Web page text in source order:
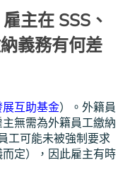
主在 SSS、
義務有何差
展互助基金）。外籍員
無需為外籍員工繳納
工可能未被強制要求
定），因此雇主有時